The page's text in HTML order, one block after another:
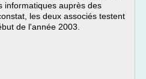
informatiques auprès des
les deux associés testent
de l'année 2003.